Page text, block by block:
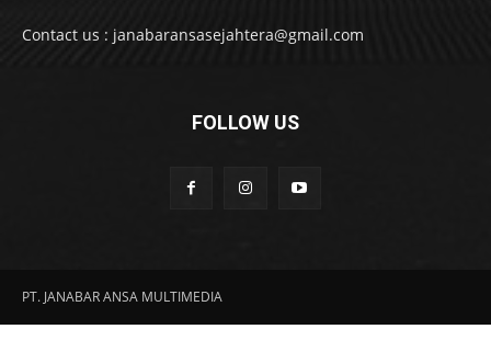
Contact us : janabaransasejahtera@gmail.com
FOLLOW US
PT. JANABAR ANSA MULTIMEDIA